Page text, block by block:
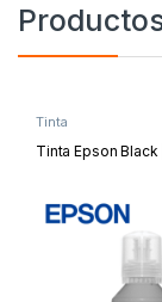
Tinta
Tinta Epson Black